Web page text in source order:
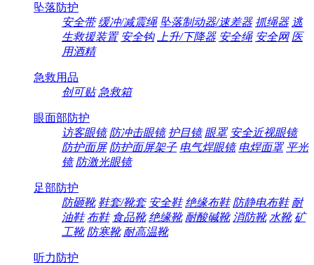
坠落防护
安全带 缓冲/减震绳 坠落制动器/速差器 抓绳器 逃
生救援装置 安全钩 上升/下降器 安全绳 安全网 医
用酒精
急救用品
创可贴 急救箱
眼面部防护
访客眼镜 防冲击眼镜 护目镜 眼罩 安全近视眼镜
防护面屏 防护面屏架子 电气焊眼镜 电焊面罩 平光
镜 防激光眼镜
足部防护
防砸靴 鞋套/靴套 安全鞋 绝缘布鞋 防静电布鞋 耐
油鞋 布鞋 食品靴 绝缘靴 耐酸碱靴 消防靴 水靴 矿
工靴 防寒靴 耐高温靴
听力防护